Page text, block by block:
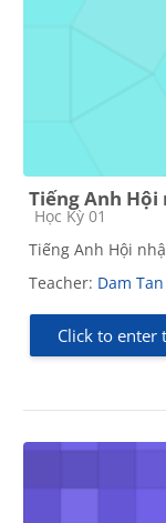
Tiếng Anh Hội
Course category
Học Kỳ 01
Tiếng Anh Hội
Teacher: Dam
Click to enter